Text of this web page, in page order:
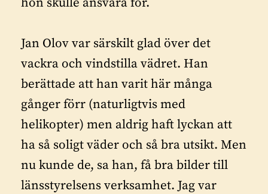
Jan Olov var särskilt glad över det
vackra och vindstilla vädret. Han
berättade att han varit här många
gånger förr (naturligtvis med
helikopter) men aldrig haft lyckan att
ha så soligt väder och så bra utsikt. Men
nu kunde de, sa han, få bra bilder till
länsstyrelsens verksamhet. Jag var